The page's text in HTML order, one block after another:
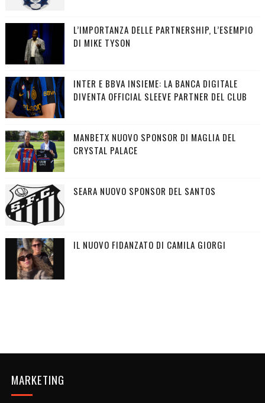
L’IMPORTANZA DELLE PARTNERSHIP, L’ESEMPIO
DI MIKE TYSON
INTER E BBVA INSIEME: LA BANCA DIGITALE
DIVENTA OFFICIAL SLEEVE PARTNER DEL CLUB
MANBETX NUOVO SPONSOR DI MAGLIA DEL
CRYSTAL PALACE
SEARA NUOVO SPONSOR DEL SANTOS
IL NUOVO FIDANZATO DI CAMILA GIORGI
MARKETING